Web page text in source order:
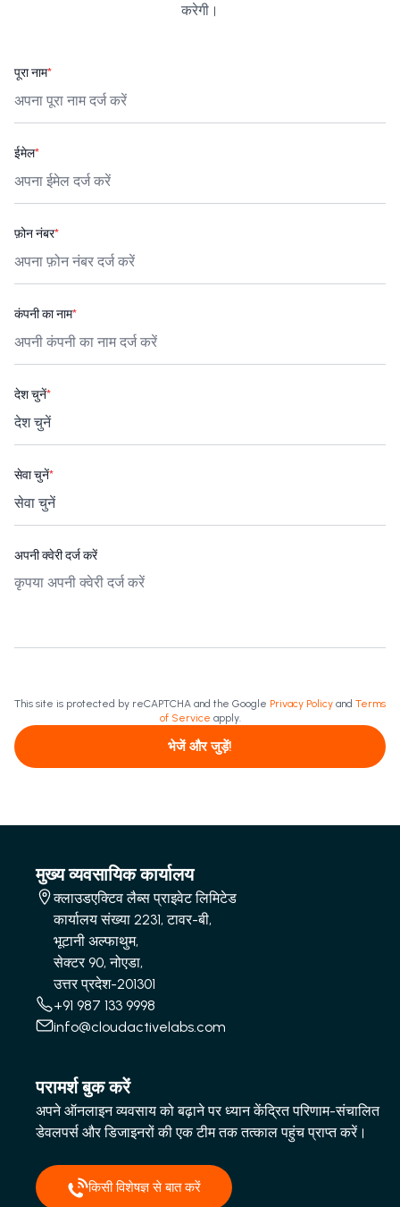
करेगी।
पूरा नाम*
ईमेल*
फ़ोन नंबर*
कंपनी का नाम*
देश चुनें*
सेवा चुनें*
अपनी क्वेरी दर्ज करें
This site is protected by reCAPTCHA and the Google Privacy Policy and Terms
of Service apply.
भेजें और जुड़ें!
मुख्य व्यवसायिक कार्यालय
क्लाउडएक्टिव लैब्स प्राइवेट लिमिटेड
कार्यालय संख्या 2231, टावर-बी,
भूटानी अल्फाथुम,
सेक्टर 90, नोएडा,
उत्तर प्रदेश-201301
+91 987 133 9998
info@cloudactivelabs.com
परामर्श बुक करें
अपने ऑनलाइन व्यवसाय को बढ़ाने पर ध्यान केंद्रित परिणाम-संचालित
डेवलपर्स और डिजाइनरों की एक टीम तक तत्काल पहुंच प्राप्त करें।
किसी विशेषज्ञ से बात करें